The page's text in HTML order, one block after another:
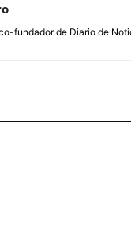
fundador de Diario de